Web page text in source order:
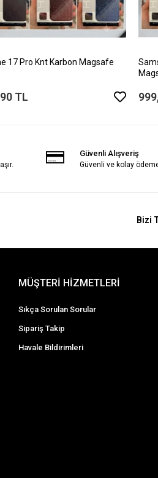
17 Pro Knt Karbon Magsafe
TL
Güvenli Alışveriş
Güvenli ve kolay
Bizi
MÜŞTERİ HİZMETLERİ
Sıkça Sorulan Sorular
Sipariş Takip
Havale Bildirimleri